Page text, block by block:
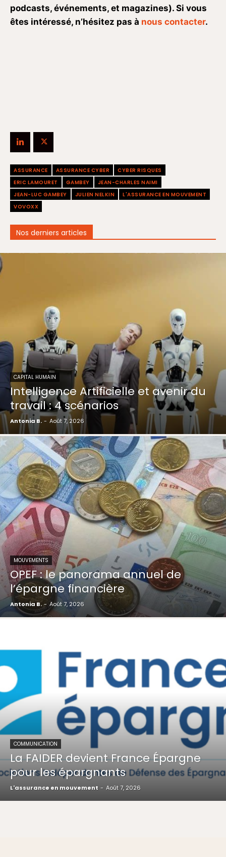
podcasts, événements, et magazines). Si vous
êtes intéressé, n’hésitez pas à nous contacter.
ASSURANCE ASSURANCE CYBER
CYBER RISQUES
ERIC LAMOURET
GAMBEY
JEAN-CHARLES NAIMI
JEAN-LUC GAMBEY
JULIEN NELKIN
L'ASSURANCE EN MOUVEMENT
VOVOXX
Nos derniers articles
CAPITAL HUMAIN
Intelligence Artificielle et avenir du
travail : 4 scénarios
Antonia B. - Août 7, 2026
MOUVEMENTS
OPEF : le panorama annuel de
l’épargne financière
Antonia B. - Août 7, 2026
COMMUNICATION
La FAIDER devient France Épargne
pour les épargnants
L'assurance en mouvement - Août 7, 2026